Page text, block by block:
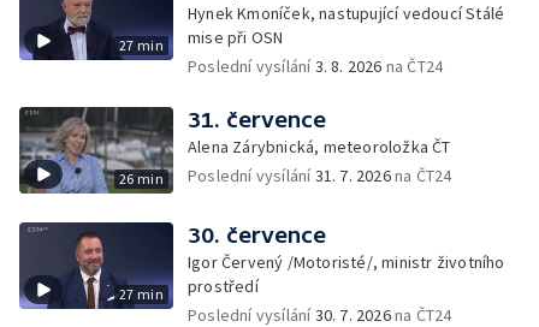
27 min
Hynek Kmoníček, nastupující vedoucí Stálé
mise při OSN
Poslední vysílání3. 8. 2026 na ČT24
26 min
31. července
Alena Zárybnická, meteoroložka ČT
Poslední vysílání31. 7. 2026na ČT24
27 min
30. července
Igor Červený /Motoristé/, ministr životního
prostředí
Poslední vysílání30. 7. 2026na ČT24